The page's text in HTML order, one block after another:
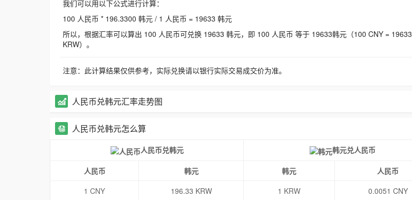
我们可以用以下公式进行计算：
100 人民币 * 196.3300 韩元 / 1 人民币 = 19633 韩元
所以，根据汇率可以算出 100 人民币可兑换 19633 韩元，即 100 人民币 等于 19633韩元（100 CNY = 19633
KRW）。
注意：此计算结果仅供参考，实际兑换请以银行实际交易成交价为准。
人民币兑韩元汇率走势图
人民币兑韩元怎么算
人民币兑韩元 韩元兑人民币
人民币 韩元 韩元
人民币
1 CNY
196.33 KRW 1 KRW
0.0051 CNY